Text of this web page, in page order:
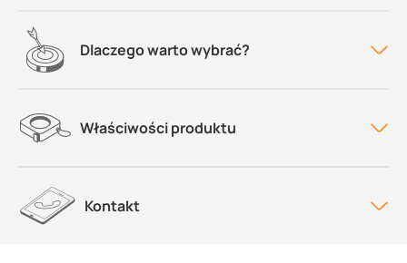
Dlaczego warto wybrać?
Właściwości produktu
Kontakt